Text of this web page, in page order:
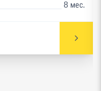
8 мес.